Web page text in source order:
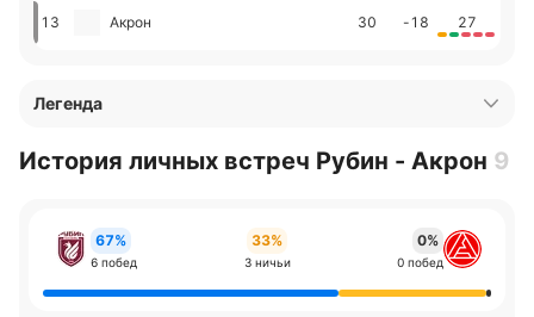
13 Акрон 30 -18 27
Легенда
История личных встреч Рубин - Акрон 9
67%
6 побед
33%
3 ничьи
0%
0 побед